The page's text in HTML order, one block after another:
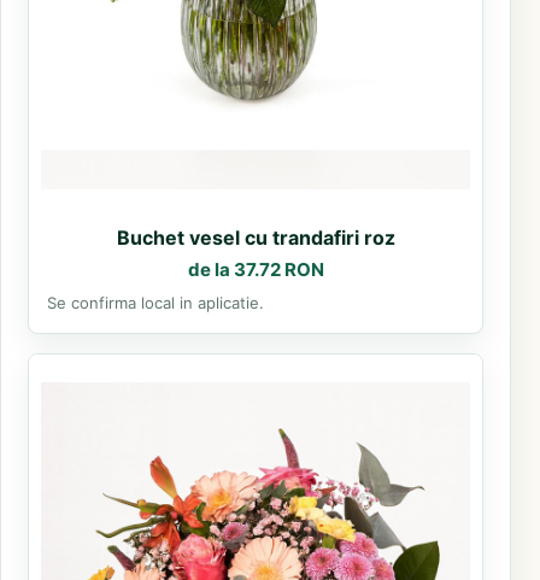
Buchet vesel cu trandafiri roz
de la 37.72 RON
Se confirma local in aplicatie.